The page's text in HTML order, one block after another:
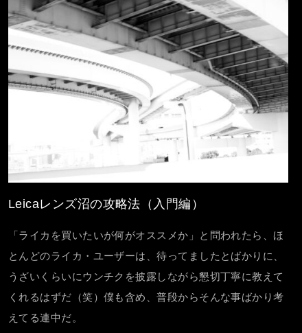
Leicaレンズ沼の攻略法（入門編）
「ライカを買いたいが何がオススメか」と問われたら、ほ
とんどのライカ・ユーザーは、待ってましたとばかりに、
うざいくらいにウンチクを披露しながら懇切丁寧に教えて
くれるはずだ（笑）僕も含め、普段からそんな事ばかり考
えてる連中だ。